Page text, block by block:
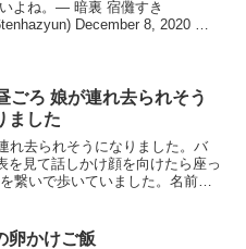
よね。— 暗裏 宿儺すき
December 8, 2020 僕
ごろ 娘が連れ去られそう
ました
れ去られそうになりました。バ
を見て話しかけ顔を向けたら座っ
繋いで歩いていました。名前を
卵かけご飯